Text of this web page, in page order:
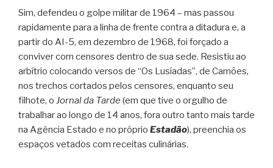
Sim, defendeu o golpe militar de 1964 – mas passou
rapidamente para a linha de frente contra a ditadura e, a
partir do AI-5, em dezembro de 1968, foi forçado a
conviver com censores dentro de sua sede. Resistiu ao
arbítrio colocando versos de “Os Lusíadas”, de Camões,
nos trechos cortados pelos censores, enquanto seu
filhote, o Jornal da Tarde (em que tive o orgulho de
trabalhar ao longo de 14 anos, fora outro tanto mais tarde
na Agência Estado e no próprio Estadão), preenchia os
espaços vetados com receitas culinárias.